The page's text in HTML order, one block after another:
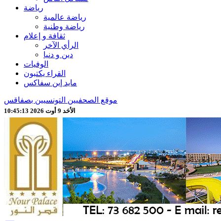
رياضة
رياضة عالمية
رياضة وطنية
ثقافة و إعلام
الرأي الآخر
دين و دنيا
الوفيات
القراء يكتبون
مايد إين سفاكس
موقع الصحفيين التونسيين بصفاقس
الأحَد 9 أوت 2026 10:45:15